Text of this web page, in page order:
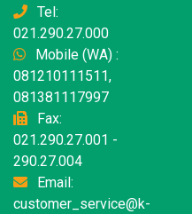
Tel:
021.290.27.000
Mobile (WA) :
081210111511,
081381117997
Fax:
021.290.27.001 -
290.27.004
Email:
customer_service@k-